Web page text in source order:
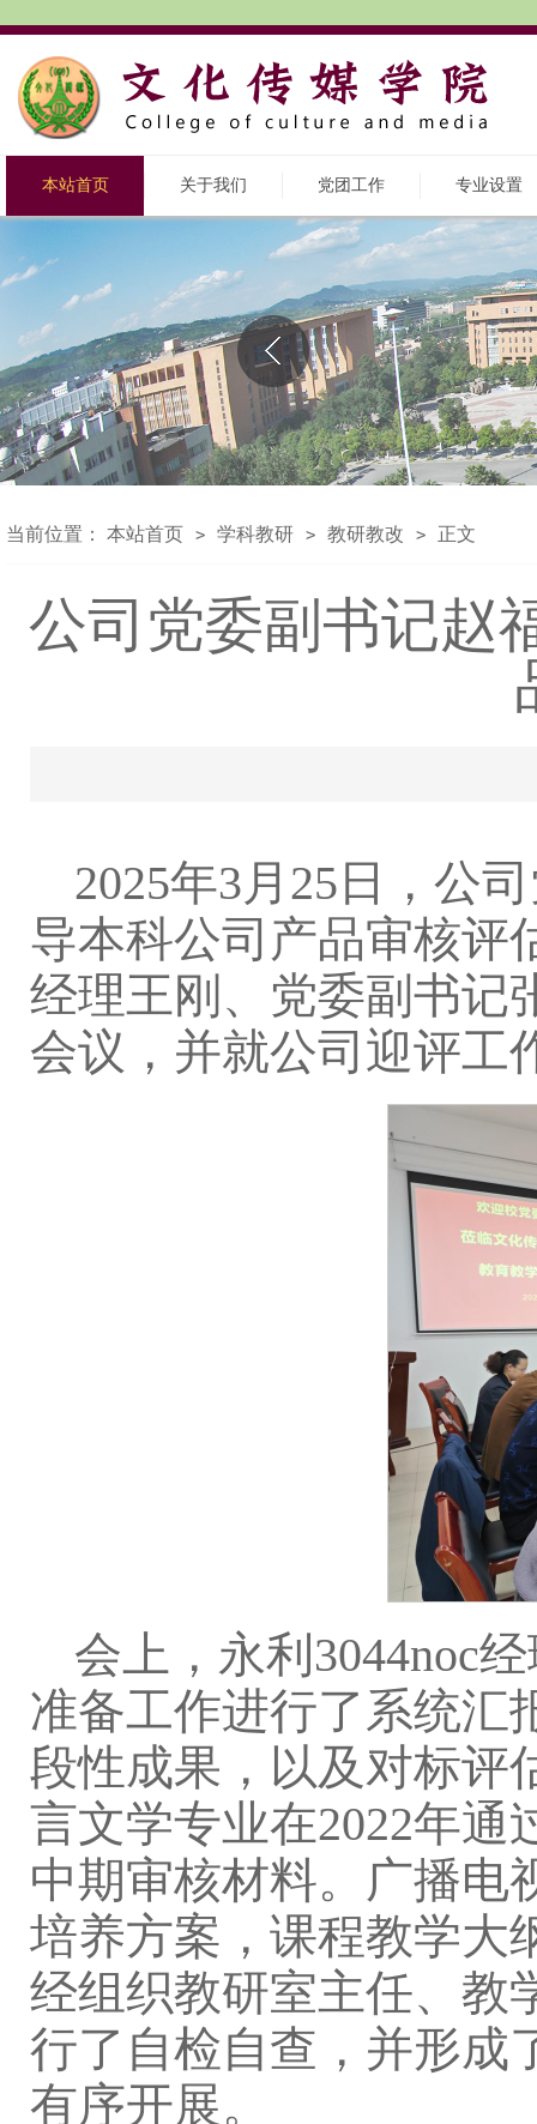
本站首页 关于我们 党团工作 专业设置
当前位置： 本站首页 > 学科教研 > 教研教改 > 正文
公司党委副书记赵
2025年3月25日，公
导本科公司产品审核评
经理王刚、党委副书记
会议，并就公司迎评工
会上，永利3044noc
准备工作进行了系统汇
段性成果，以及对标评
言文学专业在2022年通
中期审核材料。广播电
培养方案，课程教学大
经组织教研室主任、教
行了自检自查，并形成
有序开展。